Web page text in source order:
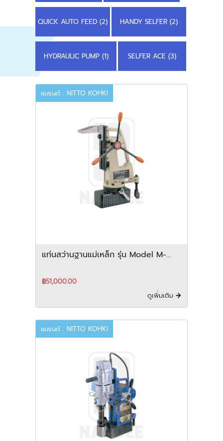
QUICK AUTO FEED (2) HANDY SELFER (2)
HYDRAULIC PUMP (1) SELFER ACE (3)
แบรนด์ : NITTO KOHKI
แท่นสว่านฐานแม่เหล็ก รุ่น Model M-
฿51,000.00
ดูเพิ่มเติม
แบรนด์ : NITTO KOHKI